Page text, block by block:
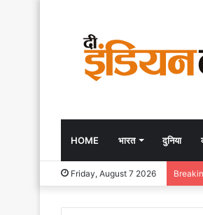
HOME भारत दुनिया
Friday, August 7 2026